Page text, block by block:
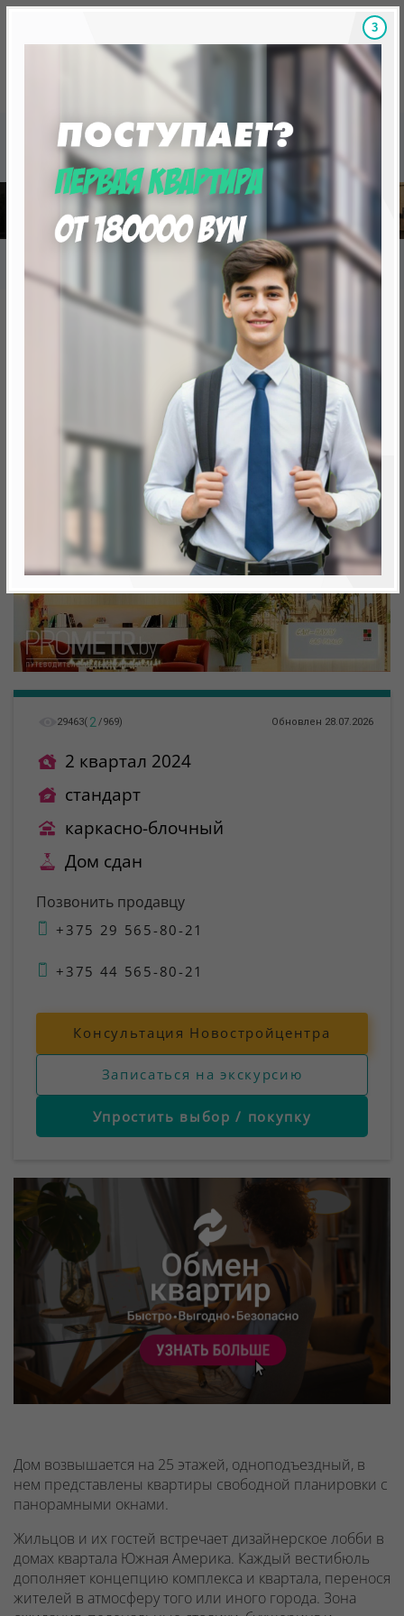
Скидки на новостройки, бонусы
«Минск Мир»
9.6 "Сан-Паулу", квартал "Южная Америка"
9.6 "Сан-Паулу", квартал
"Южная Америка"
Минск, Октябрьский, ул. Николы Теслы
метро «Ковальская Слобода», 566 м
29463( 2 /969) Обновлен 28.07.2026
2 квартал 2024
стандарт
каркасно-блочный
Дом сдан
Позвонить продавцу
+375 29 565-80-21
+375 44 565-80-21
Консультация Новостройцентра
Записаться на экскурсию
Упростить выбор / покупку
Дом возвышается на 25 этажей, одноподъездный, в
нем представлены квартиры свободной планировки с
панорамными окнами.
Жильцов и их гостей встречает дизайнерское лобби в
домах квартала Южная Америка. Каждый вестибюль
дополняет концепцию комплекса и квартала, перенося
жителей в атмосферу того или иного города. Зона
2